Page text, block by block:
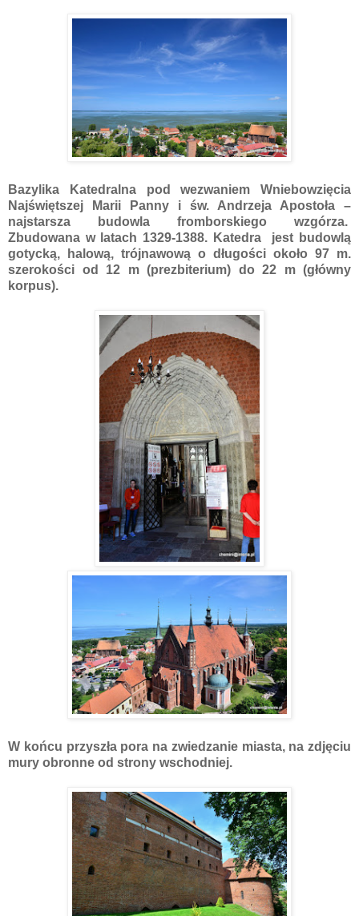
Bazylika Katedralna pod wezwaniem Wniebowzięcia
Najświętszej Marii Panny i św. Andrzeja Apostoła –
najstarsza budowla fromborskiego wzgórza.
Zbudowana w latach 1329-1388. Katedra jest budowlą
gotycką, halową, trójnawową o długości około 97 m.
szerokości od 12 m (prezbiterium) do 22 m (główny
korpus).
W końcu przyszła pora na zwiedzanie miasta, na zdjęciu
mury obronne od strony wschodniej.